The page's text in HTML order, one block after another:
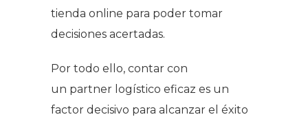
tienda online para poder tomar
decisiones acertadas.
Por todo ello, contar con
un partner logístico eficaz es un
factor decisivo para alcanzar el éxito